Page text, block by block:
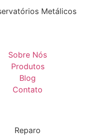
Metálicos
Sobre Nós
Produtos
Blog
Contato
Reparo